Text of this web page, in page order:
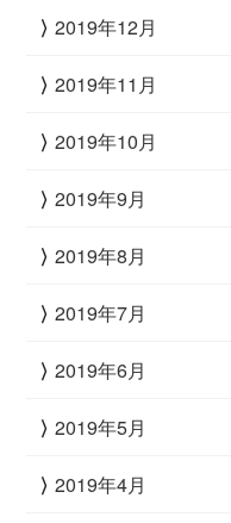
2019年12月
2019年11月
2019年10月
2019年9月
2019年8月
2019年7月
2019年6月
2019年5月
2019年4月